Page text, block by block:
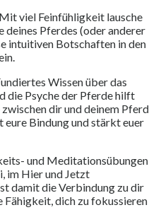
Mit viel Feinfühligkeit lausche
deines Pferdes (oder anderer
intuitiven Botschaften in den
Wissen über das
die Psyche der Pferde hilft
dir und deinem Pferd
eure Bindung und stärkt euer
und Meditationsübungen
im Hier und Jetzt
damit die Verbindung zu dir
Fähigkeit, dich zu fokussieren